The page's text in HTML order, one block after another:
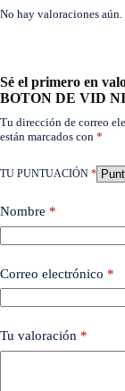
No hay valoraciones aún.
Sé el primero en
BOTON DE VID
Tu dirección de correo
están marcados con *
TU PUNTUACIÓN *
Nombre *
Correo electrónico *
Tu valoración *